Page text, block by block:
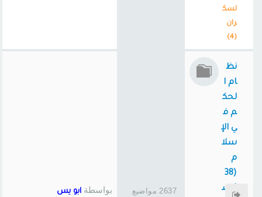
لسك
ران
(4)
نظ
ام ا
لحك
م ف
ي الإ
سلا
م
(38
1 س
2637 مواضيع
بواسطة ابو يس